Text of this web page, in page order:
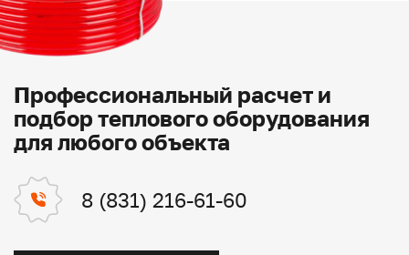
Профессиональный расчет и
подбор теплового оборудования
для любого объекта
8 (831) 216-61-60